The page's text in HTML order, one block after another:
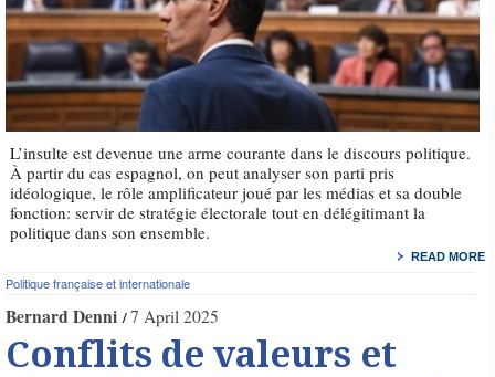
L’insulte est devenue une arme courante dans le discours politique.
À partir du cas espagnol, on peut analyser son parti pris
idéologique, le rôle amplificateur joué par les médias et sa double
fonction: servir de stratégie électorale tout en délégitimant la
politique dans son ensemble.
READ MORE
Politique française et internationale
Bernard Denni 7 April 2025
Conflits de valeurs et